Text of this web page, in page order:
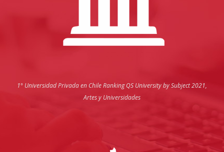
1° Universidad Privada en ChileRanking QS University by Subject 2021,
Artes y Universidades